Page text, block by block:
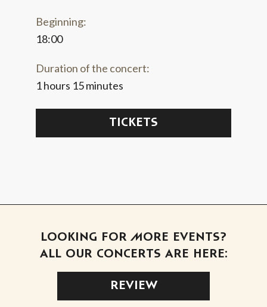
Beginning:
18:00
Duration of the concert:
1 hours 15 minutes
TICKETS
LOOKING FOR MORE EVENTS?
ALL OUR CONCERTS ARE HERE:
REVIEW